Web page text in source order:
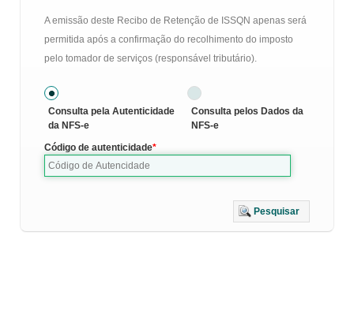
A emissão deste Recibo de Retenção de ISSQN apenas será
permitida após a confirmação do recolhimento do imposto
pelo tomador de serviços (responsável tributário).
Consulta pela Autenticidade
da NFS-e
Consulta pelos Dados da
NFS-e
Código de autenticidade
Pesquisar